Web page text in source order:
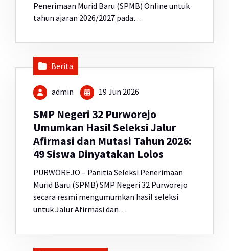
Penerimaan Murid Baru (SPMB) Online untuk
tahun ajaran 2026/2027 pada…
Berita
admin 19 Jun 2026
SMP Negeri 32 Purworejo
Umumkan Hasil Seleksi Jalur
Afirmasi dan Mutasi Tahun 2026:
49 Siswa Dinyatakan Lolos
PURWOREJO – Panitia Seleksi Penerimaan
Murid Baru (SPMB) SMP Negeri 32 Purworejo
secara resmi mengumumkan hasil seleksi
untuk Jalur Afirmasi dan…